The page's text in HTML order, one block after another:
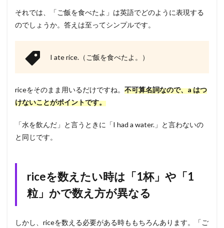
それでは、「ご飯を食べたよ」は英語でどのように表現する
のでしょうか。答えは至ってシンプルです。
I ate rice.（ご飯を食べたよ。）
riceをそのまま用いるだけですね。 不可算名詞なので、a はつ
けないことがポイントです。
「水を飲んだ」と言うときに「I had a water.」と言わないの
と同じです。
riceを数えたい時は「1杯」や「1
粒」かで数え方が異なる
しかし、riceを数える必要がある時ももちろんあります。「ご